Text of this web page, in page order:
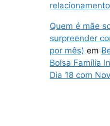
Quem é mãe
surpreender
por mês) em
Bolsa Família
Dia 18 com